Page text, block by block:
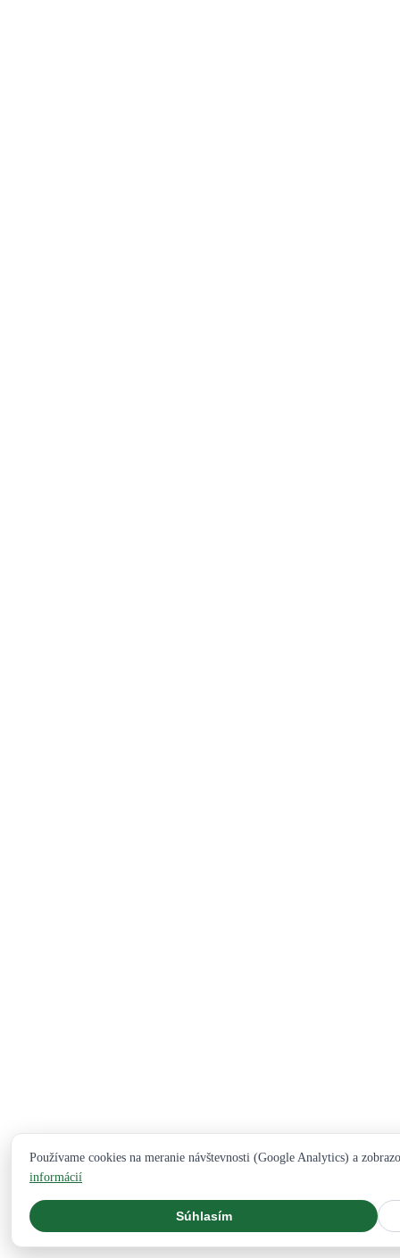
Používame cookies na meranie návštevnosti (Google Analytics) a
informácií
Súhlasím